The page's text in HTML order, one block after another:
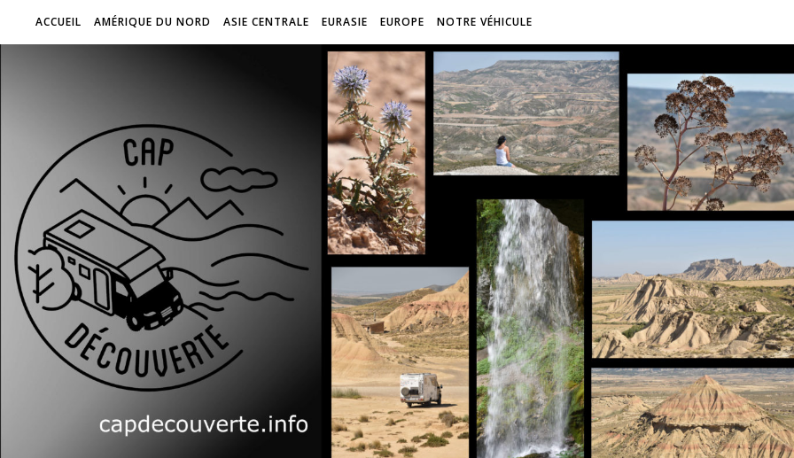
ACCUEIL AMÉRIQUE DU NORD ASIE CENTRALE EURASIE EUROPE NOTRE VÉHICULE